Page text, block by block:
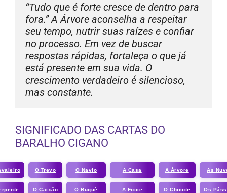
“Tudo que é forte cresce de dentro para
fora.” A Árvore aconselha a respeitar
seu tempo, nutrir suas raízes e confiar
no processo. Em vez de buscar
respostas rápidas, fortaleça o que já
está presente em sua vida. O
crescimento verdadeiro é silencioso,
mas constante.
SIGNIFICADO DAS CARTAS DO
BARALHO CIGANO
O Trevo O Navio A Casa A Árvore As
O Caixão O Buquê A Foice O Chicote Os